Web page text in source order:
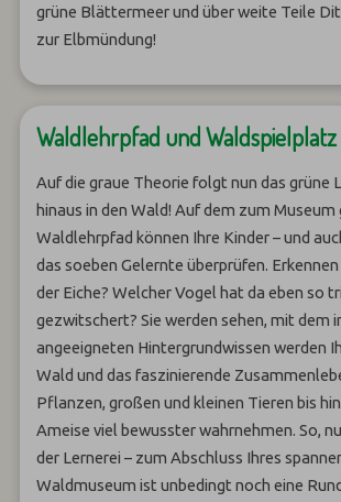
grüne Blättermeer und über weite Teile
zur Elbmündung!
Waldlehrpfad und Waldspielplatz
Auf die graue Theorie folgt nun das grüne
hinaus in den Wald! Auf dem zum Museum
Waldlehrpfad können Ihre Kinder – und
das soeben Gelernte überprüfen.
der Eiche? Welcher Vogel hat da eben so
gezwitschert? Sie werden sehen, mit dem
angeeigneten Hintergrundwissen werden
Wald und das faszinierende
Pflanzen, großen und kleinen Tieren bis
Ameise viel bewusster wahrnehmen. So,
der Lernerei – zum Abschluss Ihres
Waldmuseum ist unbedingt noch eine